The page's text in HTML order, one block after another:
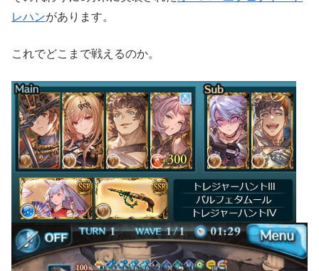
レハンがあります。
これでどこまで戦えるのか。